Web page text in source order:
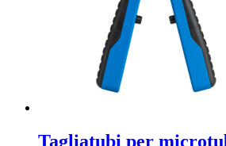
Tagliatubi per